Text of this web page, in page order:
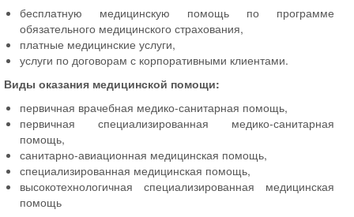
бесплатную медицинскую помощь по программе
обязательного медицинского страхования,
платные медицинские услуги,
услуги по договорам с корпоративными клиентами.
Виды оказания медицинской помощи:
первичная врачебная медико-санитарная помощь,
первичная специализированная медико-санитарная
помощь,
санитарно-авиационная медицинская помощь,
специализированная медицинская помощь,
высокотехнологичная специализированная медицинская
помощь